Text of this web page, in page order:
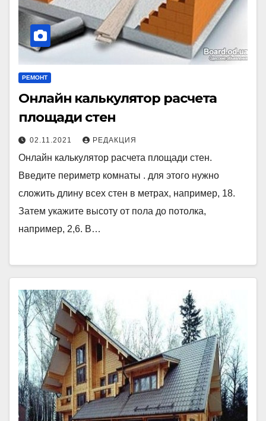
РЕМОНТ
Онлайн калькулятор расчета
площади стен
02.11.2021 РЕДАКЦИЯ
Онлайн калькулятор расчета площади стен.
Введите периметр комнаты . для этого нужно
сложить длину всех стен в метрах, например, 18.
Затем укажите высоту от пола до потолка,
например, 2,6. В…